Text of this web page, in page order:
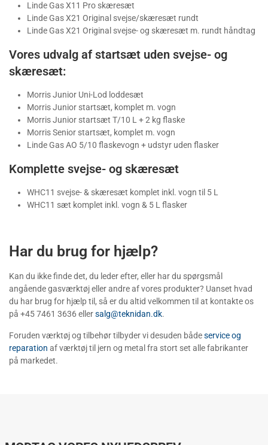
Linde Gas X11 Pro skæresæt
Linde Gas X21 Original svejse/skæresæt rundt
Linde Gas X21 Original svejse- og skæresæt m. rundt håndtag
Vores udvalg af startsæt uden svejse- og
skæresæt:
Morris Junior Uni-Lod loddesæt
Morris Junior startsæt, komplet m. vogn
Morris Junior startsæt T/10 L + 2 kg flaske
Morris Senior startsæt, komplet m. vogn
Linde Gas AO 5/10 flaskevogn + udstyr uden flasker
Komplette svejse- og skæresæt
WHC11 svejse- & skæresæt komplet inkl. vogn til 5 L
WHC11 sæt komplet inkl. vogn & 5 L flasker
Har du brug for hjælp?
Kan du ikke finde det, du leder efter, eller har du spørgsmål
angående gasværktøj eller andre af vores produkter? Uanset hvad
du har brug for hjælp til, så er du altid velkommen til at kontakte os
på +45 7461 3636 ellersalg@teknidan.dk.
Foruden værktøj og tilbehør tilbyder vi desuden bådeservice og
reparation af værktøj til jern og metal fra stort set alle fabrikanter
på markedet.